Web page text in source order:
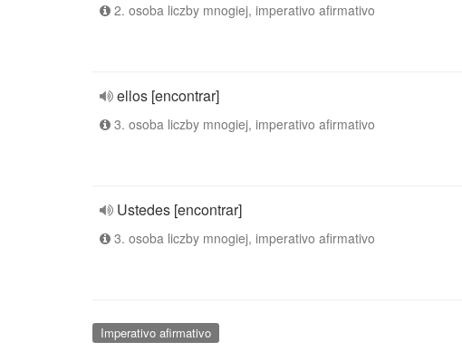
2. osoba liczby mnogiej, imperativo afirmativo
ellos [encontrar]
3. osoba liczby mnogiej, imperativo afirmativo
Ustedes [encontrar]
3. osoba liczby mnogiej, imperativo afirmativo
Imperativo afirmativo